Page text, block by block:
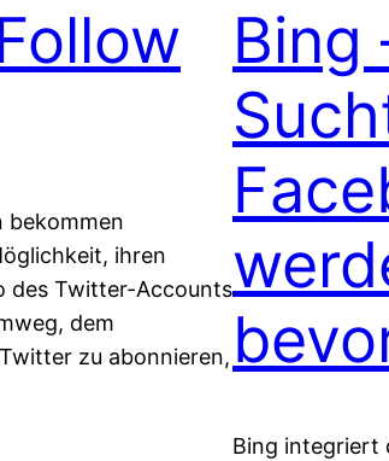
bekommen
ihren
des Twitter-Accounts
dem
zu abonnieren,
Bing
Bing integriert